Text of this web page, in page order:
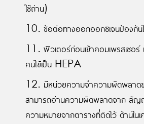
ใช้ถ่าน)
10. ข้อต่อทางออกออกซิเจนป้องกัน
11. ฟิวเตอร์ก่อนเข้าคอมเพรสเซอร์
คนไข้เป็น HEPA
12. มีหน่วยความจำความผิดพลาด
สามารถอ่านความผิดพลาดจาก สั
ความหมายจากตารางที่ติดไว้ ด้านใน